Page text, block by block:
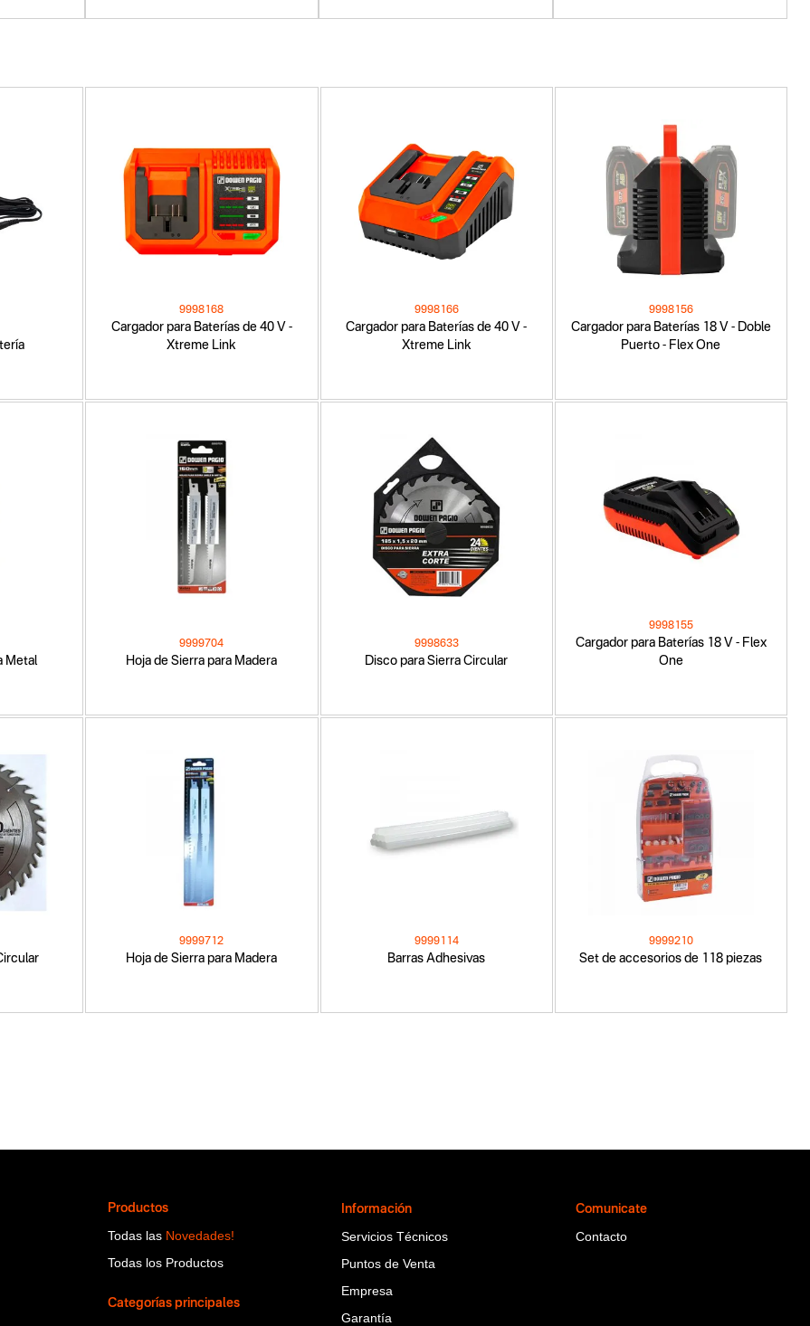
Cargador para Baterías de 40 V -
Xtreme Link
9998168
Cargador para Baterías de 40 V -
Xtreme Link
9998166
Cargador para Baterías 18 V - Doble
Puerto - Flex One
9998156
Metal Hoja de Sierra para Madera
9999704
Disco para Sierra Circular
9998633
Cargador para Baterías 18 V - Flex
One
9998155
Hoja de Sierra para Madera
9999712
Barras Adhesivas
9999114
Set de accesorios de 118 piezas
9999210
Productos
Todas las Novedades!
Todas los Productos
Categorías principales
Información
Servicios Técnicos
Puntos de Venta
Empresa
Garantía
Comunicate
Contacto